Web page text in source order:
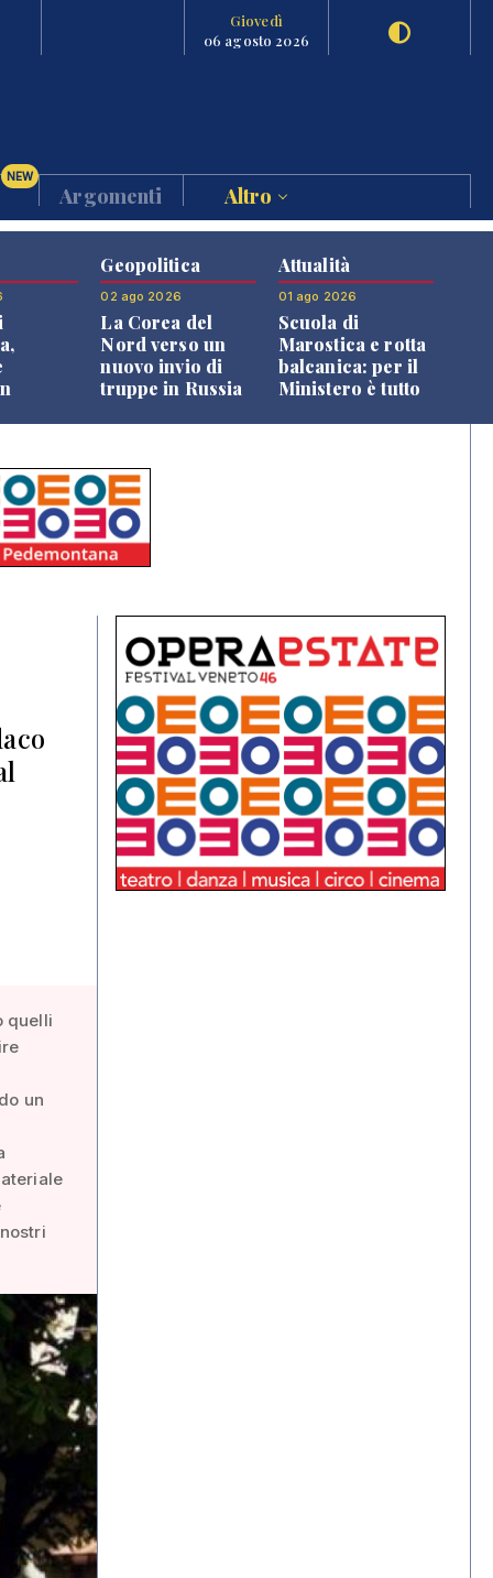
Giovedì
06 agosto 2026
NEW
Argomenti Altro
Geopolitica
02 ago 2026
La Corea del
Nord verso un
nuovo invio di
truppe in Russia
Attualità
01 ago 2026
Scuola di
Marostica e rotta
balcanica: per il
Ministero è tutto
quelli
un